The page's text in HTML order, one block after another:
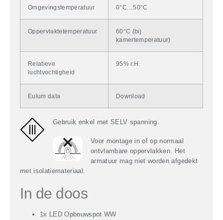
Omgevingstemperatuur 0°C…50°C
Oppervlaktetemperatuur
60°C (bij
kamertemperatuur)
Relatieve
luchtvochtigheid
95% r.H.
Eulum data Download
Gebruik enkel met SELV spanning.
Voor montage in of op normaal
ontvlambare oppervlakken. Het
armatuur mag niet worden afgedekt
met isolatiemateriaal.
In de doos
1x LED Opbouwspot WW